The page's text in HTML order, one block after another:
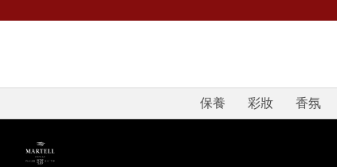
保養 彩妝 香氛